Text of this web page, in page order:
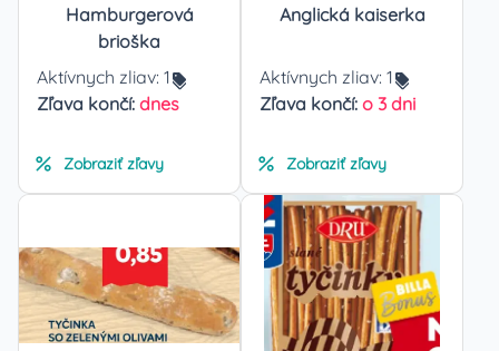
Hamburgerová
brioška
Aktívnych zliav: 1
Zľava končí: dnes
Zobraziť zľavy
Anglická kaiserka
Aktívnych zliav: 1
Zľava končí: o 3 dni
Zobraziť zľavy